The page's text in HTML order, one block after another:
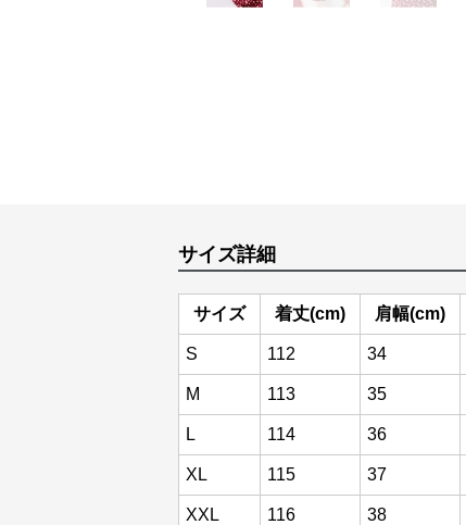
サイズ詳細
サイズ 着丈(cm) 肩幅(cm)
S 112 34
M 113 35
L 114 36
XL 115 37
XXL 116 38